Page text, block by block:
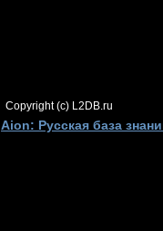
Copyright (c) L2DB.ru
Aion: Русская база